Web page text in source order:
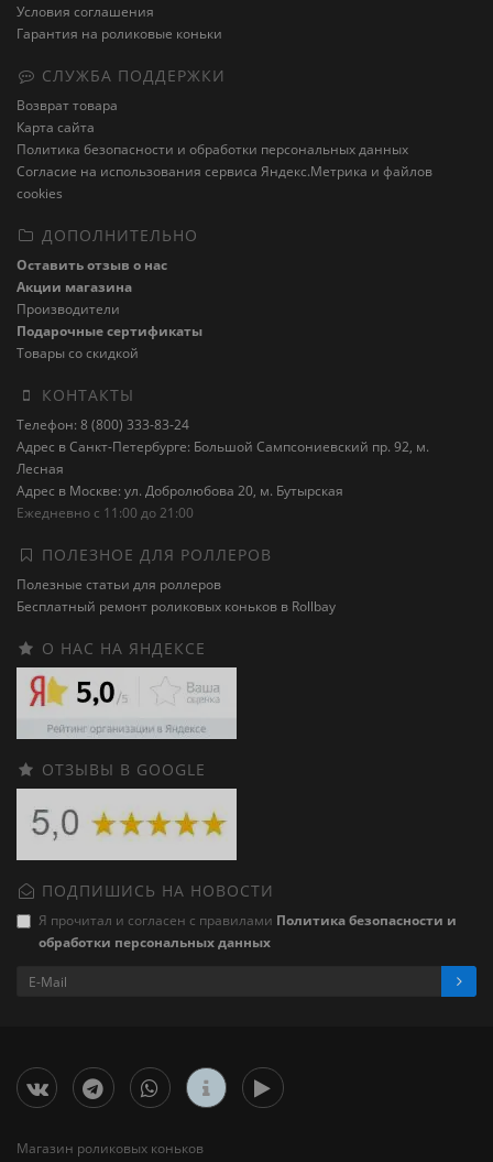
Условия соглашения
Гарантия на роликовые коньки
СЛУЖБА ПОДДЕРЖКИ
Возврат товара
Карта сайта
Политика безопасности и обработки персональных данных
Cогласие на использования сервиса Яндекс.Метрика и файлов
cookies
ДОПОЛНИТЕЛЬНО
Оставить отзыв о нас
Акции магазина
Производители
Подарочные сертификаты
Товары со скидкой
КОНТАКТЫ
Телефон: 8 (800) 333-83-24
Адрес в Санкт-Петербурге: Большой Сампсониевский пр. 92, м.
Лесная
Адрес в Москве: ул. Добролюбова 20, м. Бутырская
Ежедневно с 11:00 до 21:00
ПОЛЕЗНОЕ ДЛЯ РОЛЛЕРОВ
Полезные статьи для роллеров
Бесплатный ремонт роликовых коньков в Rollbay
О НАС НА ЯНДЕКСЕ
ОТЗЫВЫ В GOOGLE
ПОДПИШИСЬ НА НОВОСТИ
Я прочитал и согласен с правилами Политика безопасности и
обработки персональных данных
Магазин роликовых коньков